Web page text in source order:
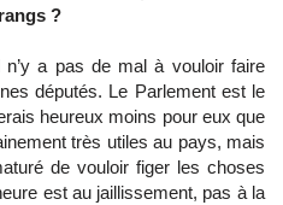
?
a pas de mal à vouloir faire
députés. Le Parlement est le
heureux moins pour eux que
très utiles au pays, mais
de vouloir figer les choses
est au jaillissement, pas à la